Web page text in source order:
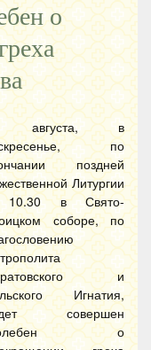
о
августа, в
по
поздней
Литургии
в Свято-
соборе, по
и
Игнатия,
совершен
о